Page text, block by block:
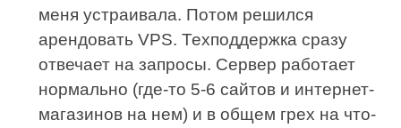
меня устраивала. Потом решился
арендовать VPS. Техподдержка сразу
отвечает на запросы. Сервер работает
нормально (где-то 5-6 сайтов и интернет-
магазинов на нем) и в общем грех на что-